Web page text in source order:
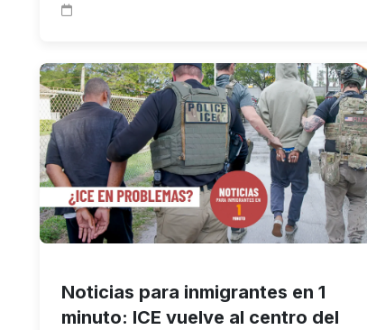
Noticias para inmigrantes en 1
minuto: ICE vuelve al centro del